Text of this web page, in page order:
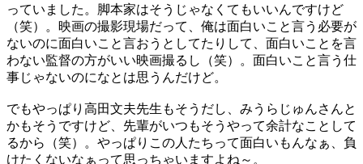
っていました。脚本家はそうじゃなくてもいいんですけど
（笑）。映画の撮影現場だって、俺は面白いこと言う必要が
ないのに面白いこと言おうとしてたりして、面白いことを言
わない監督の方がいい映画撮るし（笑）。面白いこと言う仕
事じゃないのになとは思うんだけど。
でもやっぱり高田文夫先生もそうだし、みうらじゅんさんと
かもそうですけど、先輩がいつもそうやって余計なことして
るから（笑）。やっぱりこの人たちって面白いもんなぁ、負
けたくないなぁって思っちゃいますよね～。